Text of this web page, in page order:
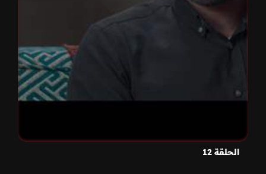
الحلقة 12